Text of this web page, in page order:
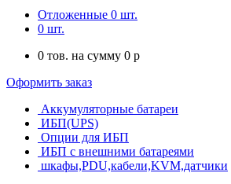
Отложенные 0 шт.
0 шт.
0 тов. на сумму 0 p
Оформить заказ
Аккумуляторные батареи
ИБП(UPS)
Опции для ИБП
ИБП с внешними батареями
шкафы,PDU,кабели,KVM,датчики